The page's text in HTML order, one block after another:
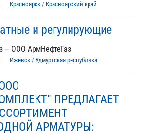
Красноярск / Красноярский край
и регулирующие
– ООО АрмНефтеГаз
Ижевск / Удмуртская республика
ПРЕДЛАГАЕТ
АРМАТУРЫ: